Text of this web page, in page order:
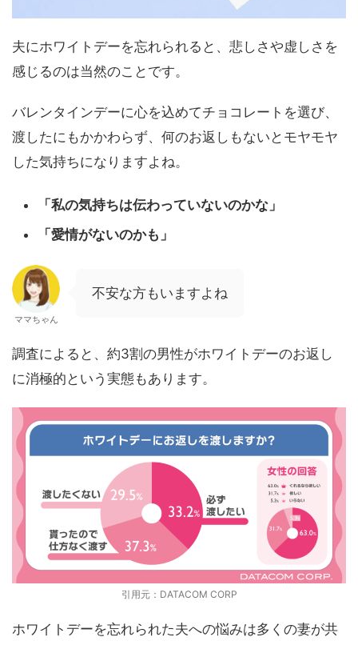
夫にホワイトデーを忘れられると、悲しさや虚しさを
感じるのは当然のことです。
バレンタインデーに心を込めてチョコレートを選び、
渡したにもかかわらず、何のお返しもないとモヤモヤ
した気持ちになりますよね。
「私の気持ちは伝わっていないのかな」
「愛情がないのかも」
ママちゃん
不安な方もいますよね
調査によると、約3割の男性がホワイトデーのお返し
に消極的という実態もあります。
引用元：DATACOM CORP
ホワイトデーを忘れられた夫への悩みは多くの妻が共